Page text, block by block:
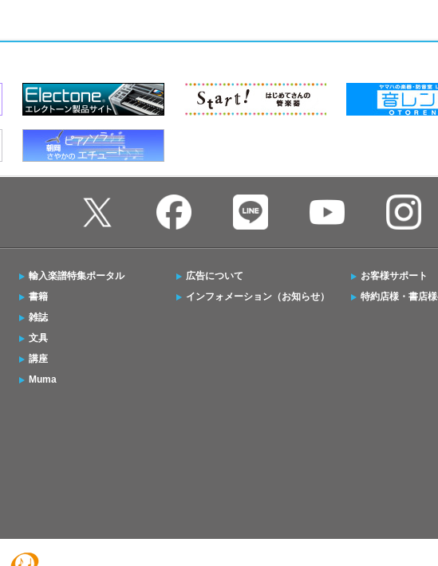
輸入楽譜特集ポータル
書籍
雑誌
文具
講座
Muma
広告について
インフォメーション（お知らせ）
お客様サポート
特約店様・書店